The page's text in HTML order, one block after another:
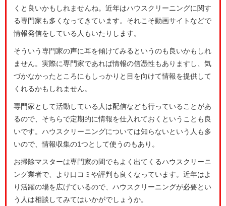
くと良いかもしれませんね。近年はハウスクリーニングに関す
る専門家も多くなってきています。それこそ動画サイトなどで
情報発信をしている人もいたりします。
そういう専門家の声に耳を傾けてみるというのも良いかもしれ
ません。実際に専門家であれば情報の信憑性もありますし、気
づかなかったところにもしっかりと目を向けて情報を提供して
くれるかもしれません。
専門家として活動している人は配信なども行っていることがあ
るので、そちらで定期的に情報を仕入れておくということも良
いです。ハウスクリーニングについては知らないという人も多
いので、情報収集の1つとして使うのもあり。
お掃除マスターは専門家の間でもよく出てくるハウスクリーニ
ング業者で、より口コミや評判も良くなっています。近年はよ
り活躍の場を広げているので、ハウスクリーニングが必要とい
う人は相談してみてはいかがでしょうか。